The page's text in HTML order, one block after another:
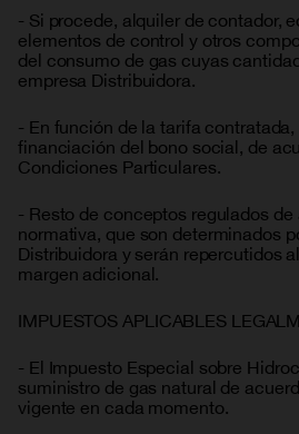
- Si procede, alquiler de contador,
elementos de control y otros
del consumo de gas cuyas
empresa Distribuidora.
- En función de la tarifa
financiación del bono social, de
Condiciones Particulares.
- Resto de conceptos regulados
normativa, que son determinados
Distribuidora y serán repercutidos
margen adicional.
IMPUESTOS APLICABLES
- El Impuesto Especial sobre
suministro de gas natural de
vigente en cada momento.